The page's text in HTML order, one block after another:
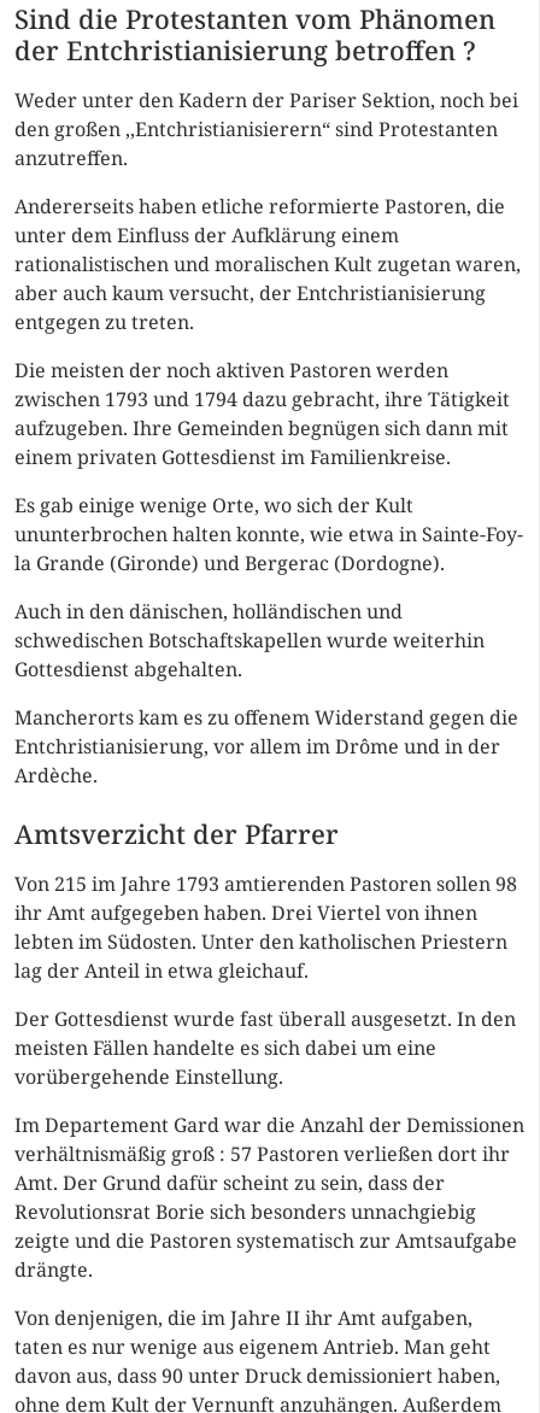
Sind die Protestanten vom Phänomen
der Entchristianisierung betroffen ?
Weder unter den Kadern der Pariser Sektion, noch bei
den großen ,,Entchristianisierern“ sind Protestanten
anzutreffen.
Andererseits haben etliche reformierte Pastoren, die
unter dem Einfluss der Aufklärung einem
rationalistischen und moralischen Kult zugetan waren,
aber auch kaum versucht, der Entchristianisierung
entgegen zu treten.
Die meisten der noch aktiven Pastoren werden
zwischen 1793 und 1794 dazu gebracht, ihre Tätigkeit
aufzugeben. Ihre Gemeinden begnügen sich dann mit
einem privaten Gottesdienst im Familienkreise.
Es gab einige wenige Orte, wo sich der Kult
ununterbrochen halten konnte, wie etwa in Sainte-Foy-
la Grande (Gironde) und Bergerac (Dordogne).
Auch in den dänischen, holländischen und
schwedischen Botschaftskapellen wurde weiterhin
Gottesdienst abgehalten.
Mancherorts kam es zu offenem Widerstand gegen die
Entchristianisierung, vor allem im Drôme und in der
Ardèche.
Amtsverzicht der Pfarrer
Von 215 im Jahre 1793 amtierenden Pastoren sollen 98
ihr Amt aufgegeben haben. Drei Viertel von ihnen
lebten im Südosten. Unter den katholischen Priestern
lag der Anteil in etwa gleichauf.
Der Gottesdienst wurde fast überall ausgesetzt. In den
meisten Fällen handelte es sich dabei um eine
vorübergehende Einstellung.
Im Departement Gard war die Anzahl der Demissionen
verhältnismäßig groß : 57 Pastoren verließen dort ihr
Amt. Der Grund dafür scheint zu sein, dass der
Revolutionsrat Borie sich besonders unnachgiebig
zeigte und die Pastoren systematisch zur Amtsaufgabe
drängte.
Von denjenigen, die im Jahre II ihr Amt aufgaben,
taten es nur wenige aus eigenem Antrieb. Man geht
davon aus, dass 90 unter Druck demissioniert haben,
ohne dem Kult der Vernunft anzuhängen. Außerdem